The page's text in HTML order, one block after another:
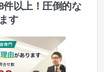
件以上！圧倒的な
す